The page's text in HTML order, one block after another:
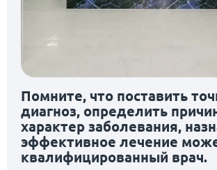
Помните, что поставить
диагноз, определить
характер заболевания,
эффективное лечение
квалифицированный врач.